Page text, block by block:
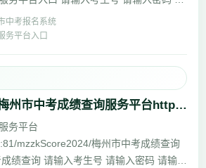
考生号为...
中考报名系统
务平台入口
梅州市中考成绩查询服务平台http://218.15.147.12:81/mzzkScore2026/
务平台
mzzkScore2024/梅州市中考成绩查询
绩查询 请输入考生号 请输入密码 请输入